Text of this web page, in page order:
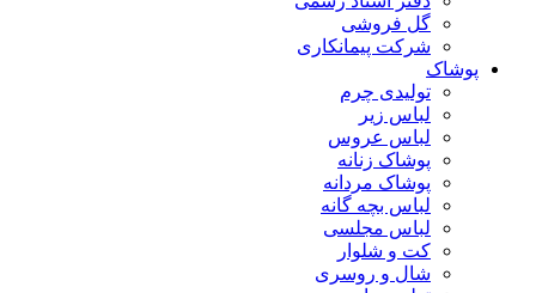
گل فروشی
شرکت پیمانکاری
پوشاک
تولیدی چرم
لباس زیر
لباس عروس
پوشاک زنانه
پوشاک مردانه
لباس بچه گانه
لباس مجلسی
کت و شلوار
شال و روسری